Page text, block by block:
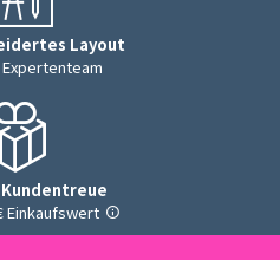
Layout
Einkaufswert